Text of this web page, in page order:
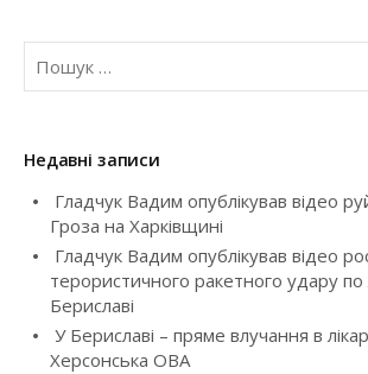
n
a
i
a
П
кНедавні записи
Гладчук Вадим опублікував відео
Гроза на Харківщині
Гладчук Вадим опублікував відео
терористичного ракетного удару по
Бериславі
У Бериславі – пряме влучання в
Херсонська ОВА